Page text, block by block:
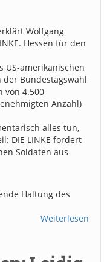
Wolfgang
Hessen für den
US-amerikanischen
der Bundestagswahl
von 4.500
Anzahl)
alles tun,
DIE LINKE fordert
Soldaten aus
Haltung des
Weiterlesen